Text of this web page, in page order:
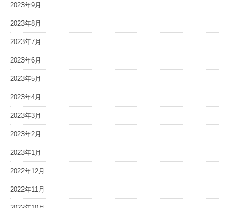
2023年9月
2023年8月
2023年7月
2023年6月
2023年5月
2023年4月
2023年3月
2023年2月
2023年1月
2022年12月
2022年11月